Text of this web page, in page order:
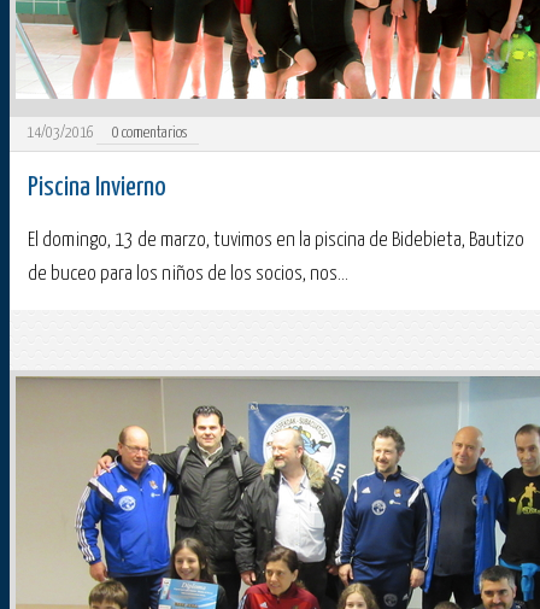
14/03/2016 0 comentarios
Piscina Invierno
El domingo, 13 de marzo, tuvimos en la piscina de Bidebieta, Bautizo
de buceo para los niños de los socios, nos...